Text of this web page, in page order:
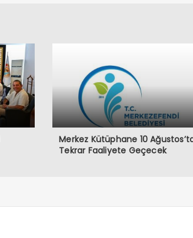
Merkez Kütüphane 10
Tekrar Faaliyete Geçecek